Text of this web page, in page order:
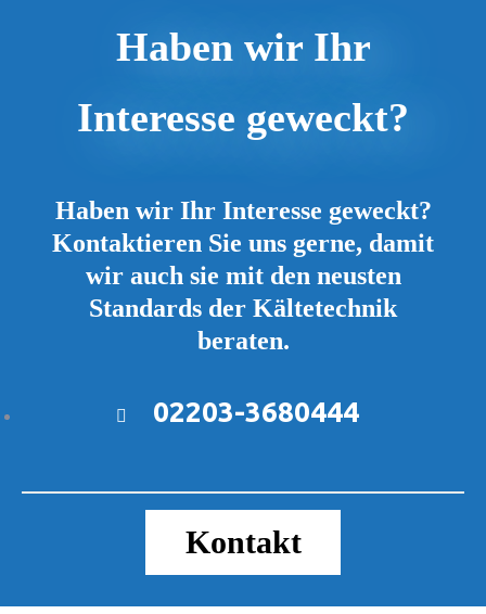
Haben wir Ihr
Interesse geweckt?
Haben wir Ihr Interesse geweckt?
Kontaktieren Sie uns gerne, damit
wir auch sie mit den neusten
Standards der Kältetechnik
beraten.
02203-3680444
Kontakt
Ihre Angebotsanfrage in nur 3 Minuten
Ihre Angebotsanfrage in nur 3 Minuten